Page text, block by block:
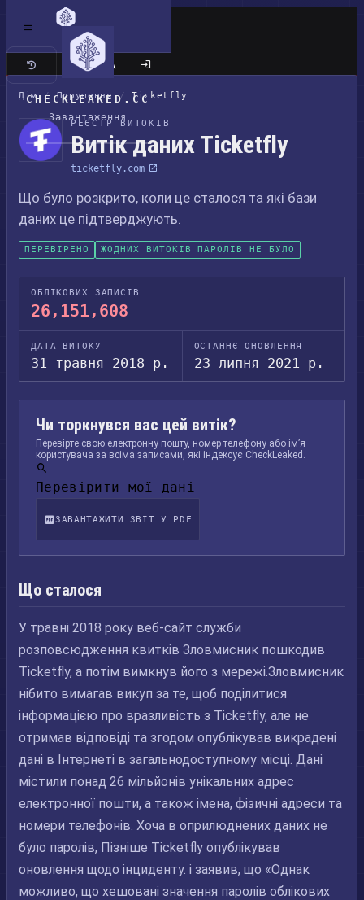
CHECKLEAKED.CC
Завантаження
Класичний сайт
Дім / Порушення / Ticketfly
РЕЄСТР ВИТОКІВ
Витік даних Ticketfly
ticketfly.com
Що було розкрито, коли це сталося та які бази
даних це підтверджують.
ПЕРЕВІРЕНО ЖОДНИХ ВИТОКІВ ПАРОЛІВ НЕ БУЛО
ОБЛІКОВИХ ЗАПИСІВ
26,151,608
ДАТА ВИТОКУ
31 травня 2018 р.
ОСТАННЄ ОНОВЛЕННЯ
23 липня 2021 р.
Чи торкнувся вас цей витік?
Перевірте свою електронну пошту, номер телефону або ім’я
користувача за всіма записами, які індексує CheckLeaked.
Перевірити мої дані
ЗАВАНТАЖИТИ ЗВІТ У PDF
Що сталося
У травні 2018 року веб-сайт служби
розповсюдження квитків Зловмисник пошкодив
Ticketfly, а потім вимкнув його з мережі.Зловмисник
нібито вимагав викуп за те, щоб поділитися
інформацією про вразливість з Ticketfly, але не
отримав відповіді та згодом опублікував викрадені
дані в Інтернеті в загальнодоступному місці. Дані
містили понад 26 мільйонів унікальних адрес
електронної пошти, а також імена, фізичні адреси та
номери телефонів. Хоча в оприлюднених даних не
було паролів, Пізніше Ticketfly опублікував
оновлення щодо інциденту. і заявив, що «Однак
можливо, що хешовані значення паролів облікових